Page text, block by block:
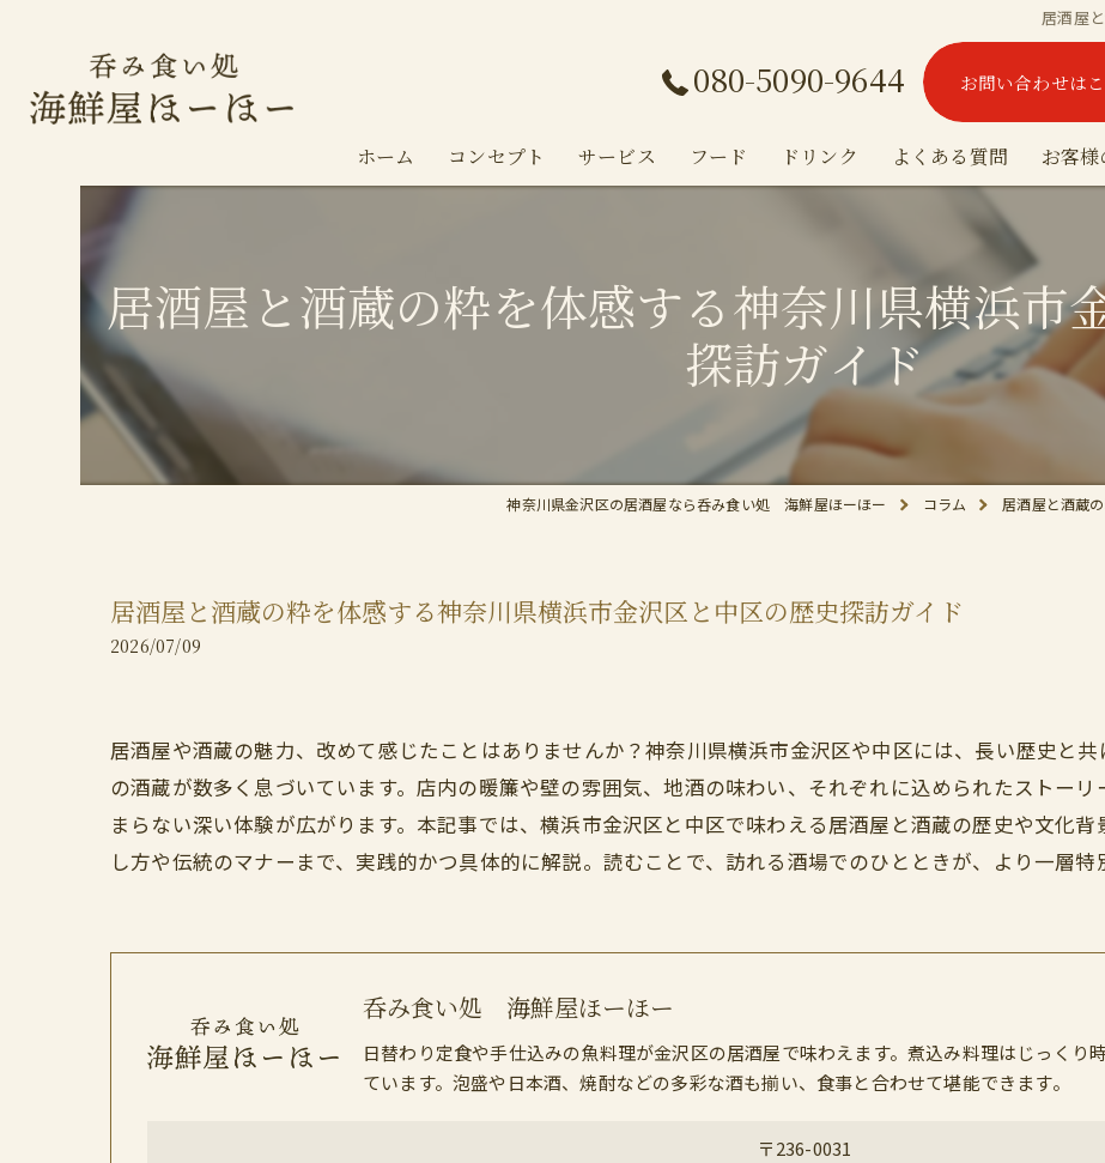
居酒屋
080-5090-9644 お問い合わせは
ホーム コンセプト サービス フード ドリンク よくある質問 お客様
居酒屋と酒蔵の粋を体感する神奈川県横浜市
探訪ガイド
神奈川県金沢区の居酒屋なら呑み食い処 海鮮屋ほーほー コラム 居酒屋と酒蔵
居酒屋と酒蔵の粋を体感する神奈川県横浜市金沢区と中区の歴史探訪ガイド
2026/07/09
居酒屋や酒蔵の魅力、改めて感じたことはありませんか？神奈川県横浜市金沢区や中区には、長い歴史と
の酒蔵が数多く息づいています。店内の暖簾や壁の雰囲気、地酒の味わい、それぞれに込められたストー
まらない深い体験が広がります。本記事では、横浜市金沢区と中区で味わえる居酒屋と酒蔵の歴史や文化
し方や伝統のマナーまで、実践的かつ具体的に解説。読むことで、訪れる酒場でのひとときが、より一層特
呑み食い処 海鮮屋ほーほー
日替わり定食や手仕込みの魚料理が金沢区の居酒屋で味わえます。煮込み料理はじっくり
ています。泡盛や日本酒、焼酎などの多彩な酒も揃い、食事と合わせて堪能できます。
〒236-0031